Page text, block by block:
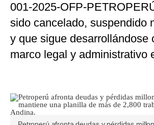
001-2025-OFP-
sido cancelado, suspendido
y que sigue desarrollándose
marco legal y administrativo